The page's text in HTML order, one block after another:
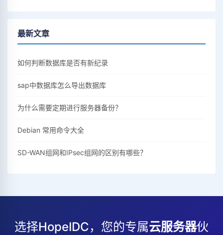
最新文章
如何判断数据库是否有新纪录
sap中数据库怎么导出数据库
为什么需要定期进行服务器备份？
Debian 常用命令大全
SD-WAN组网和IPsec组网的区别有哪些？
选择HopeIDC，您的专属云服务器伙